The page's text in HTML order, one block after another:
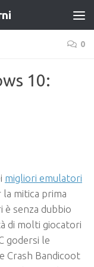
0
10:
migliori emulatori
la mitica prima
è senza dubbio
di molti giocatori
godersi le
Crash Bandicoot